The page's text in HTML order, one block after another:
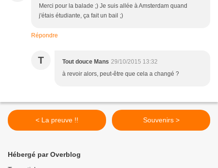
Merci pour la balade ;) Je suis allée à Amsterdam quand
j'étais étudiante, ça fait un bail ;)
Répondre
T Tout douce Mans 29/10/2015 13:32
à revoir alors, peut-être que cela a changé ?
< La preuve !! Souvenirs >
Hébergé par Overblog